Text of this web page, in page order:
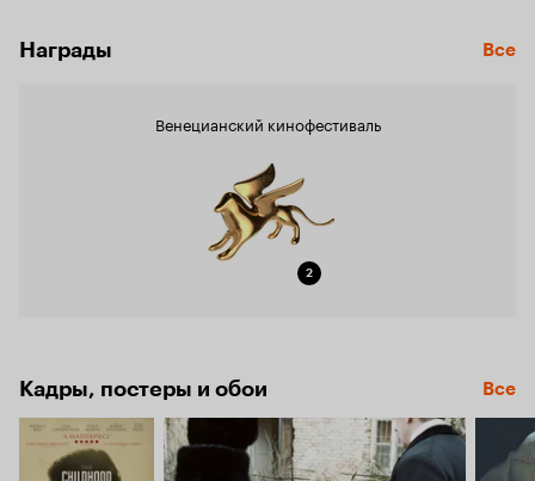
Награды Все
Венецианский кинофестиваль
2
Кадры, постеры и обои Все